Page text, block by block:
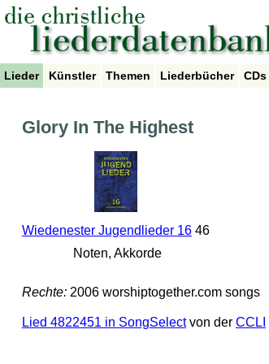
Lieder Künstler Themen Liederbücher CDs
Glory In The Highest
Wiedenester Jugendlieder 1646
Noten, Akkorde
Rechte:2006 worshiptogether.com songs
Lied 4822451 in SongSelectvon der CCLI